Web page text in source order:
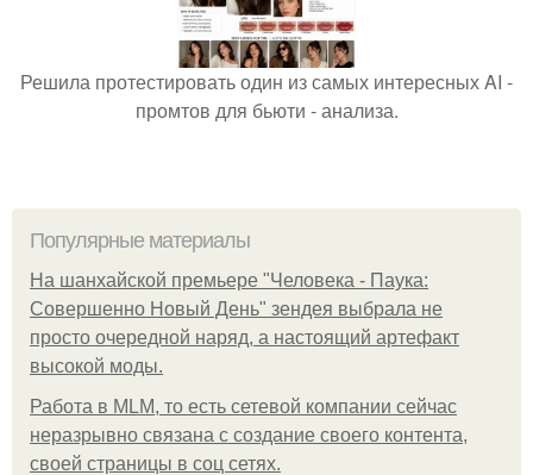
Решила протестировать один из самых интересных AI -
промтов для бьюти - анализа.
Популярные материалы
На шанхайской премьере "Человека - Паука:
Совершенно Новый День" зендея выбрала не
просто очередной наряд, а настоящий артефакт
высокой моды.
Работа в MLM, то есть сетевой компании сейчас
неразрывно связана с создание своего контента,
своей страницы в соц сетях.